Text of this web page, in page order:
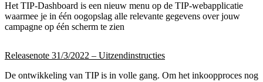
Het TIP-Dashboard is een nieuw menu op de TIP-webapplicatie
waarmee je in één oogopslag alle relevante gegevens over jouw
campagne op één scherm te zien
Releasenote 31/3/2022 – Uitzendinstructies
De ontwikkeling van TIP is in volle gang. Om het inkoopproces nog